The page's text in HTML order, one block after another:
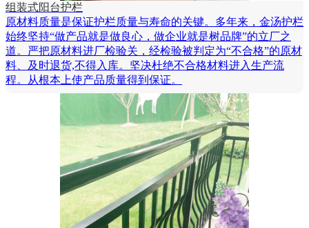
组装式阳台护栏
原材料质量是保证护栏质量与寿命的关键。多年来，金汤护栏
始终坚持“做产品就是做良心，做企业就是树品牌”的立厂之
道。严把原材料进厂检验关，经检验被判定为“不合格”的原材
料、及时退货,不得入库。坚决杜绝不合格材料进入生产流
程。从根本上使产品质量得到保证。